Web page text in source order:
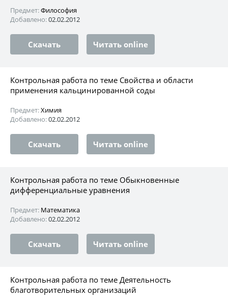
Предмет:Философия
Добавлено:02.02.2012
Скачать Читать online
Контрольная работа по теме Свойства и области
применения кальцинированной соды
Предмет:Химия
Добавлено:02.02.2012
Скачать Читать online
Контрольная работа по теме Обыкновенные
дифференциальные уравнения
Предмет: Математика
Добавлено:02.02.2012
Скачать Читать online
Контрольная работа по теме Деятельность
благотворительных организаций